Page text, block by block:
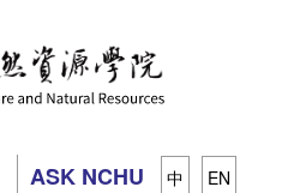
ASK NCHU 中 EN